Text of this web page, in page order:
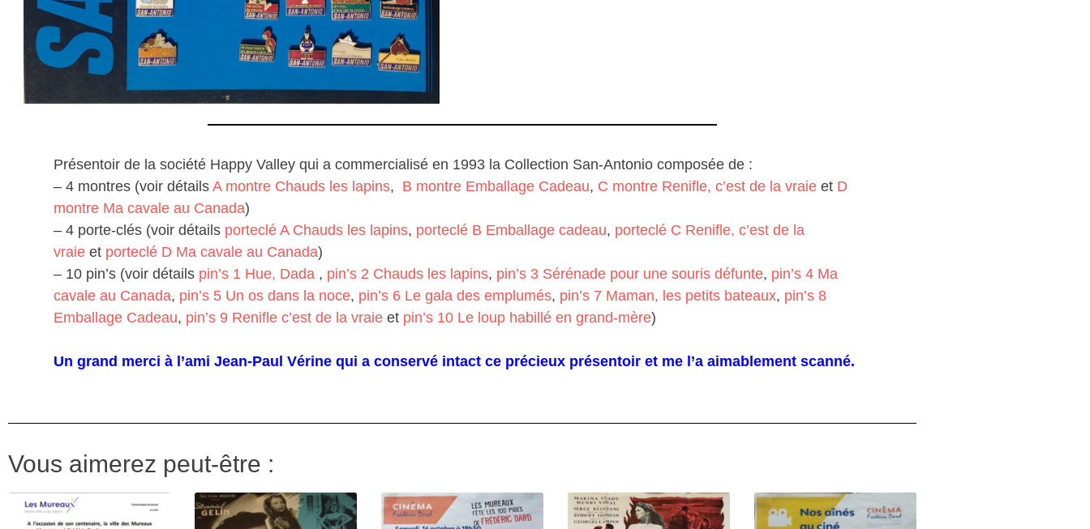
Présentoir de la société Happy Valley qui a commercialisé en 1993 la Collection San-Antonio composée de :
– 4 montres (voir détails A montre Chauds les lapins, B montre Emballage Cadeau, C montre Renifle, c’est de la vraie et D
montre Ma cavale au Canada)
– 4 porte-clés (voir détails porteclé A Chauds les lapins, porteclé B Emballage cadeau, porteclé C Renifle, c’est de la
vraie et porteclé D Ma cavale au Canada)
– 10 pin’s (voir détails pin’s 1 Hue, Dada , pin’s 2 Chauds les lapins, pin’s 3 Sérénade pour une souris défunte, pin’s 4 Ma
cavale au Canada, pin’s 5 Un os dans la noce, pin’s 6 Le gala des emplumés, pin’s 7 Maman, les petits bateaux, pin’s 8
Emballage Cadeau, pin’s 9 Renifle c’est de la vraie et pin’s 10 Le loup habillé en grand-mère)
Un grand merci à l’ami Jean-Paul Vérine qui a conservé intact ce précieux présentoir et me l’a aimablement scanné.
Vous aimerez peut-être :